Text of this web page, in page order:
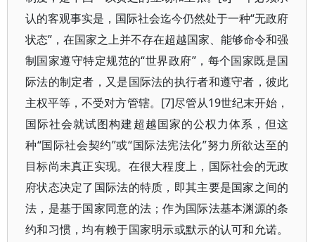
认的客观事实是，国际社会迄今仍然处于一种“无政府
状态”，在国家之上并不存在超越国家、能够命令和强
制国家遵守特定规范的“世界政府”，每个国家既是国
际法的制定者，又是国际法的执行者和遵守者，彼此
主权平等，不受对方管辖。[7]尽管从19世纪末开始，
国际社会就试图构建超越国家的公权力体系，但这
种“国际社会契约”或“国际法宪法化”努力所欲达至的
目标尚未真正实现。在很大程度上，国际社会的无政
府状态决定了国际法的特质，即其主要是国家之间的
法，是基于国家同意的法；作为国际法基本渊源的条
约和习惯，均有赖于国家明示或默示的认可和允诺。